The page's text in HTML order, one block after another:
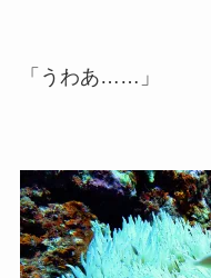
「うわあ……」